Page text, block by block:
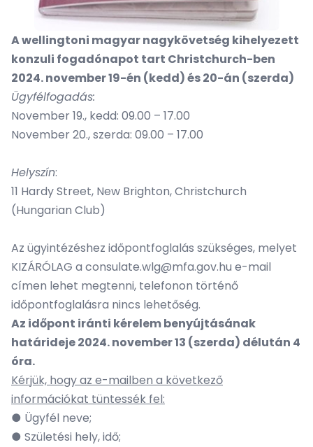
A wellingtoni magyar nagykövetség kihelyezett
konzuli fogadónapot tart Christchurch-ben
2024. november 19-én (kedd) és 20-án (szerda)
Ügyfélfogadás:
November 19., kedd: 09.00 – 17.00
November 20., szerda: 09.00 – 17.00
Helyszín:
11 Hardy Street, New Brighton, Christchurch
(Hungarian Club)
Az ügyintézéshez időpontfoglalás szükséges, melyet
KIZÁRÓLAG a consulate.wlg@mfa.gov.hu e-mail
címen lehet megtenni, telefonon történő
időpontfoglalásra nincs lehetőség.
Az időpont iránti kérelem benyújtásának
határideje 2024. november 13 (szerda) délután 4
óra.
Kérjük, hogy az e-mailben a következő
információkat tüntessék fel:
● Ügyfél neve;
● Születési hely, idő;